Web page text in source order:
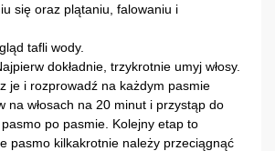
się oraz plątaniu, falowaniu i
tafli wody.
dokładnie, trzykrotnie umyj włosy.
je i rozprowadź na każdym pasmie
na włosach na 20 minut i przystąp do
po pasmie. Kolejny etap to
pasmo kilkakrotnie należy przeciągnąć